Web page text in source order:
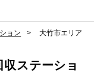
ョン 大竹市エリア
ステーショ